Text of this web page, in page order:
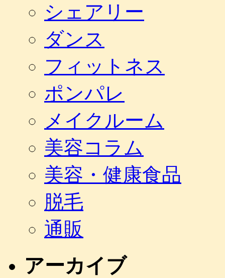
シェアリー
ダンス
フィットネス
ポンパレ
メイクルーム
美容コラム
美容・健康食品
脱毛
通販
アーカイブ